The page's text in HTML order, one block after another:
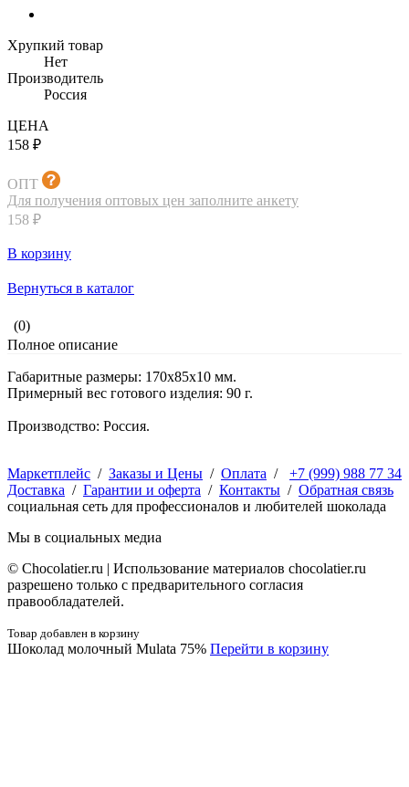
Хрупкий товар
Нет
Производитель
Россия
ЦЕНА
158 ₽
ОПТ
Для получения оптовых цен заполните анкету
158 ₽
В корзину
Вернуться в каталог
(0)
Полное описание
Габаритные размеры: 170х85х10 мм.
Примерный вес готового изделия: 90 г.
Производство: Россия.
+7 (999) 988 77 34
Маркетплейс / Заказы и Цены / Оплата /
Доставка / Гарантии и оферта / Контакты / Обратная связь
социальная сеть для профессионалов и любителей шоколада
Мы в социальных медиа
© Сhocolatier.ru | Использование материалов chocolatier.ru
разрешено только с предварительного согласия
правообладателей.
Товар добавлен в корзину
Шоколад молочный Mulata 75% Перейти в корзину